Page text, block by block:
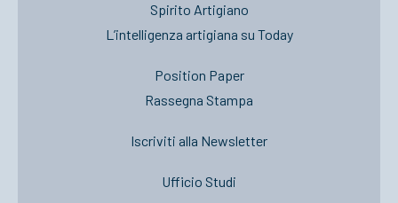
Spirito Artigiano
L’intelligenza artigiana su Today
Position Paper
Rassegna Stampa
Iscriviti alla Newsletter
Ufficio Studi